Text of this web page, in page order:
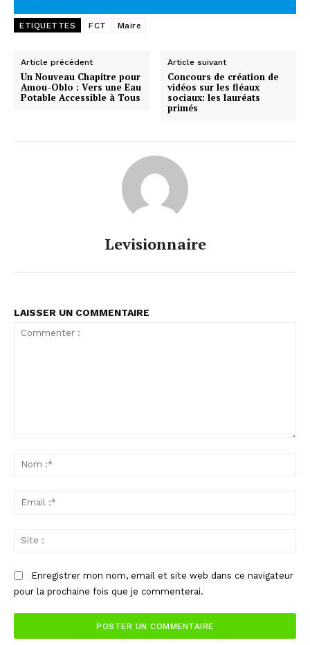
ETIQUETTES FCT Maire
Article précédent
Un Nouveau Chapitre pour
Amou-Oblo : Vers une Eau
Potable Accessible à Tous
Article suivant
Concours de création de
vidéos sur les fléaux
sociaux: les lauréats
primés
Levisionnaire
LAISSER UN COMMENTAIRE
Enregistrer mon nom, email et site web dans ce navigateur
pour la prochaine fois que je commenterai.